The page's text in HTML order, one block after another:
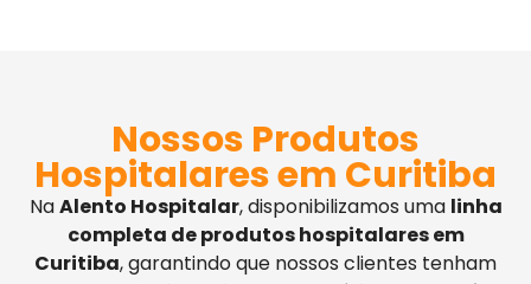
Nossos Produtos
Hospitalares em Curitiba
NaAlento Hospitalar, disponibilizamos uma linha
completa de produtos hospitalares em
Curitiba, garantindo que nossos clientes tenham